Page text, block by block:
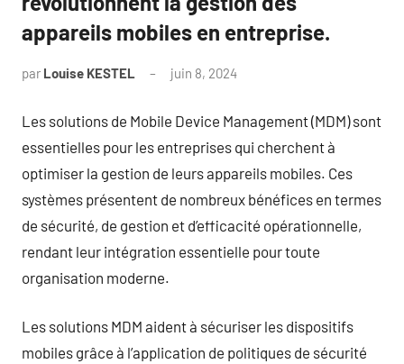
appareils mobiles en entreprise.
par Louise KESTEL juin 8, 2024
Les solutions de Mobile Device Management (MDM) sont
essentielles pour les entreprises qui cherchent à
optimiser la gestion de leurs appareils mobiles. Ces
systèmes présentent de nombreux bénéfices en termes
de sécurité, de gestion et d’efficacité opérationnelle,
rendant leur intégration essentielle pour toute
organisation moderne.
Les solutions MDM aident à sécuriser les dispositifs
mobiles grâce à l’application de politiques de sécurité